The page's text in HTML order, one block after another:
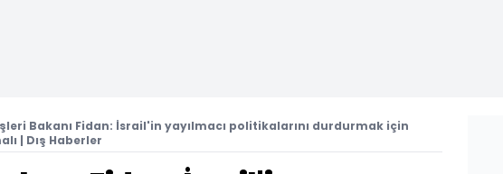
Bakanı Fidan: İsrail'in yayılmacı politikalarını durdurmak için
| Dış Haberler